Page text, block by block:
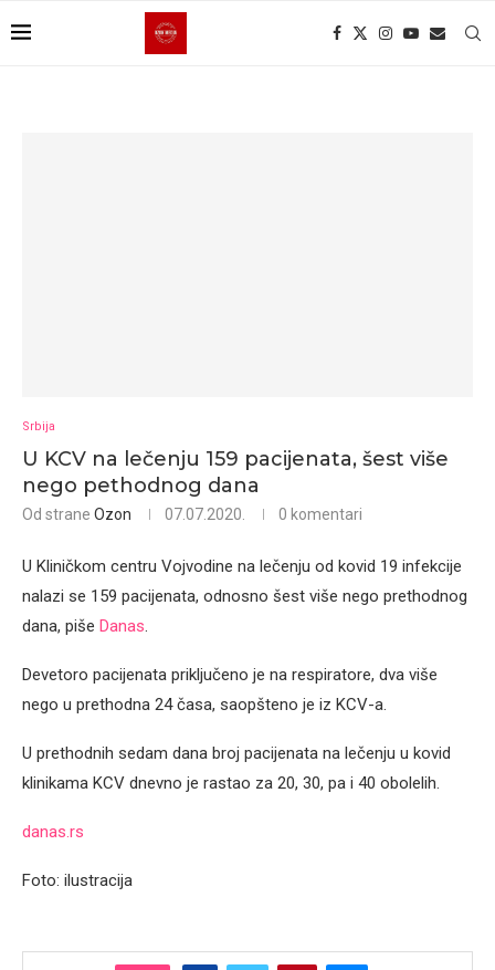
Srbija
U KCV na lečenju 159 pacijenata, šest više
nego pethodnog dana
Od strane Ozon 07.07.2020. 0 komentari
U Kliničkom centru Vojvodine na lečenju od kovid 19 infekcije
nalazi se 159 pacijenata, odnosno šest više nego prethodnog
dana, piše Danas.
Devetoro pacijenata priključeno je na respiratore, dva više
nego u prethodna 24 časa, saopšteno je iz KCV-a.
U prethodnih sedam dana broj pacijenata na lečenju u kovid
klinikama KCV dnevno je rastao za 20, 30, pa i 40 obolelih.
danas.rs
Foto: ilustracija